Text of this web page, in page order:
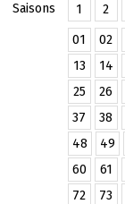
Saisons
1 2
01 02
13
14
25
26
37
38
48
49
60
61
72
73